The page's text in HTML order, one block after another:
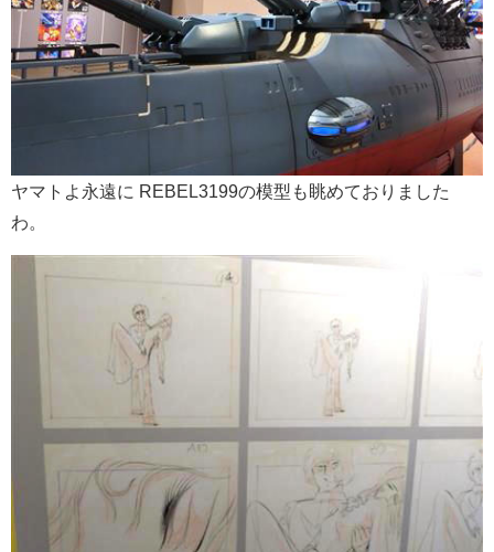
ヤマトよ永遠に REBEL3199の模型も眺めておりました
わ。